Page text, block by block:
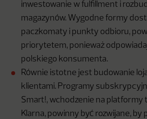
inwestowanie w fulfillment i
magazynów. Wygodne formy
paczkomaty i punkty odbioru,
priorytetem, ponieważ
polskiego konsumenta.
Równie istotne jest budowanie
klientami. Programy
Smart!, wchodzenie na platformy
Klarna, powinny być rozwijane, by